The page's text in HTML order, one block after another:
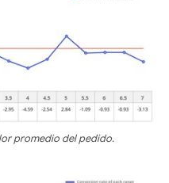
promedio del pedido.